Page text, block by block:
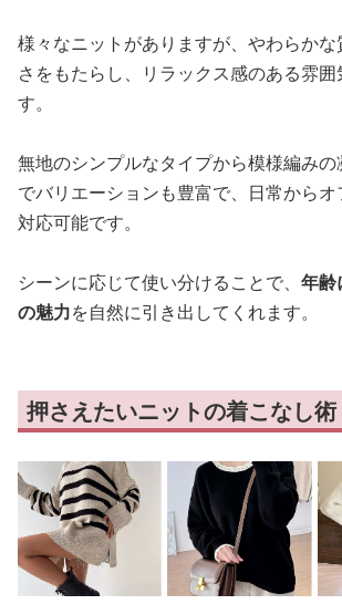
様々なニットがありますが、やわらかな
さをもたらし、リラックス感のある雰囲
す。
無地のシンプルなタイプから模様編みの
でバリエーションも豊富で、日常からオ
対応可能です。
シーンに応じて使い分けることで、 年齢
の魅力を自然に引き出してくれます。
押さえたいニットの着こなし術